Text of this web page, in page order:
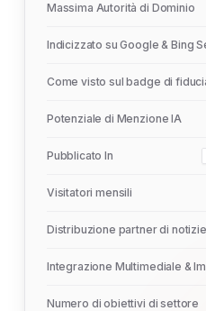
Massima Autorità di Dominio
Indicizzato su Google & Bing
Come visto sul badge di
Potenziale di Menzione IA
Pubblicato In
Visitatori mensili
Distribuzione partner di
Integrazione Multimediale &
Numero di obiettivi di settore